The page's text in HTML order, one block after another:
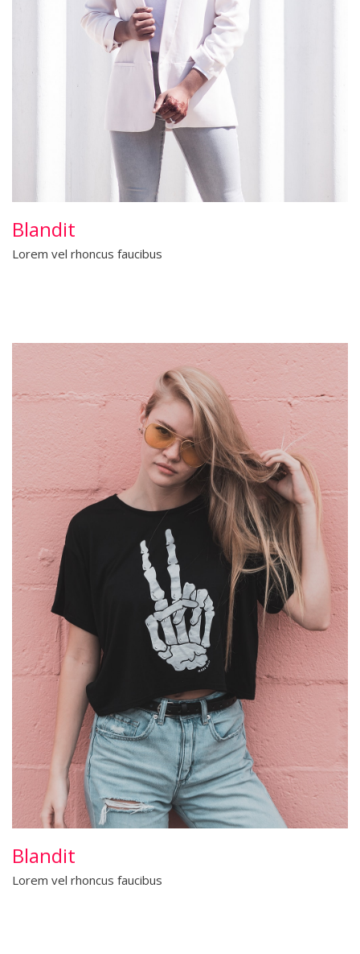
Blandit
Lorem vel rhoncus faucibus
Blandit
Lorem vel rhoncus faucibus